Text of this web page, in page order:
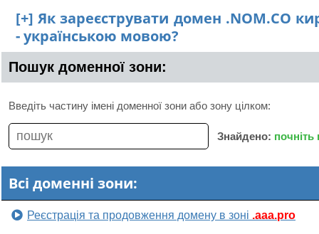
[+] Як зареєструвати домен .NOM.CO
- українською мовою?
Пошук доменної зони:
Введіть частину імені доменної зони або зону цілком:
Знайдено:
Всі доменні зони:
Реєстрація та продовження домену в зоні .aaa.pro